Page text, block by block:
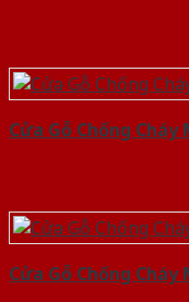
Cửa Gỗ Chống Cháy
Cửa Gỗ Chống